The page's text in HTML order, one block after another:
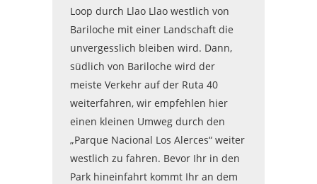
Loop durch Llao Llao westlich von
Bariloche mit einer Landschaft die
unvergesslich bleiben wird. Dann,
südlich von Bariloche wird der
meiste Verkehr auf der Ruta 40
weiterfahren, wir empfehlen hier
einen kleinen Umweg durch den
„Parque Nacional Los Alerces“ weiter
westlich zu fahren. Bevor Ihr in den
Park hineinfahrt kommt Ihr an dem